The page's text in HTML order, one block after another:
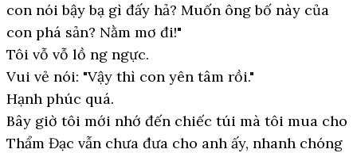
con nói bậy bạ gì đấy hả? Muốn ông bố này của
con phá sản? Nằm mơ đi!"
Tôi vỗ vỗ lồ ng ngực.
Vui vẻ nói: "Vậy thì con yên tâm rồi."
Hạnh phúc quá.
Bây giờ tôi mới nhớ đến chiếc túi mà tôi mua cho
Thẩm Đạc vẫn chưa đưa cho anh ấy, nhanh chóng